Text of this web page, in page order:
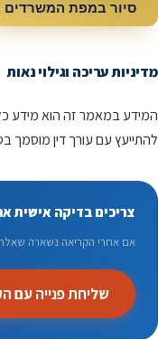
סיור במפת המשרדים
מדיניות עריכה וגילוי נאות
המידע במאמר זה הוא מידע
להתייעץ עם עורך דין
צריכים בדיקה אישית
אם אחרי הקריאה נשארה
שליחת פנייה עם